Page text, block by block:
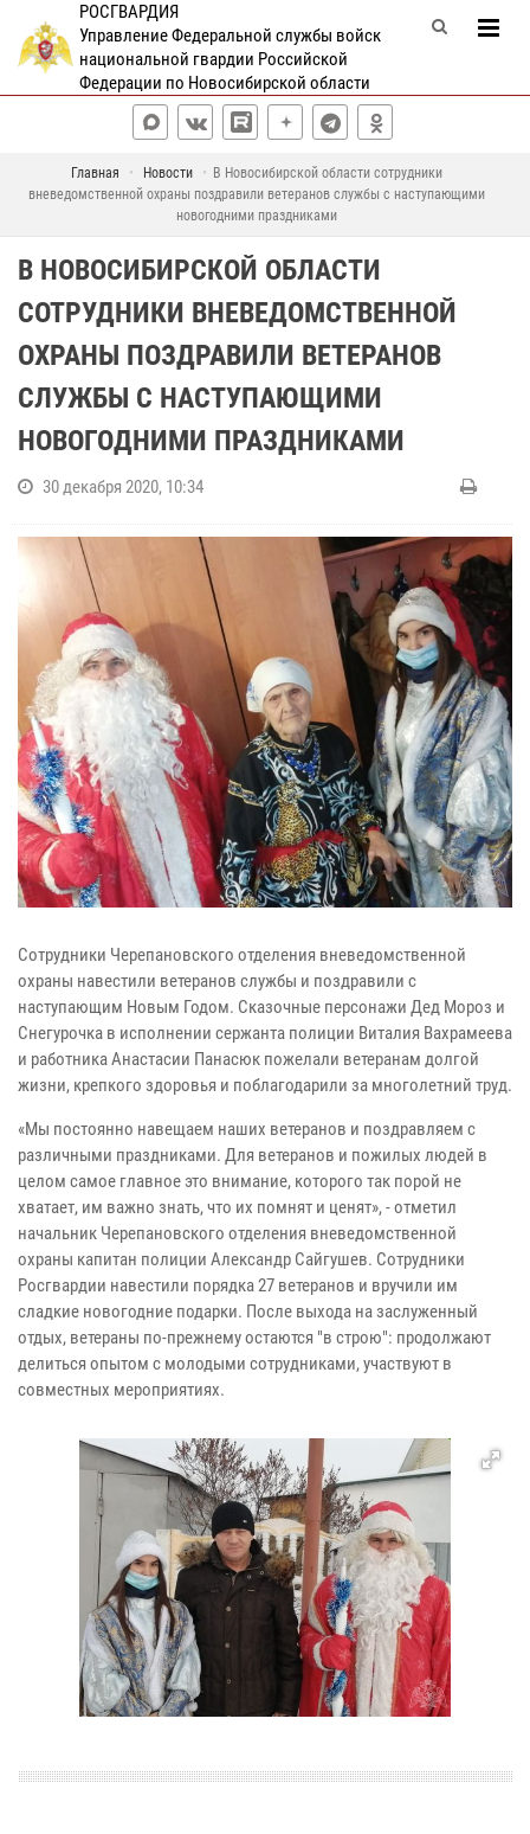
РОСГВАРДИЯ
Управление Федеральной службы войск
национальной гвардии Российской
Федерации по Новосибирской области
Главная Новости
В Новосибирской области сотрудники
вневедомственной охраны поздравили ветеранов службы с наступающими
новогодними праздниками
В НОВОСИБИРСКОЙ ОБЛАСТИ
СОТРУДНИКИ ВНЕВЕДОМСТВЕННОЙ
ОХРАНЫ ПОЗДРАВИЛИ ВЕТЕРАНОВ
СЛУЖБЫ С НАСТУПАЮЩИМИ
НОВОГОДНИМИ ПРАЗДНИКАМИ
30 декабря 2020, 10:34
Сотрудники Черепановского отделения вневедомственной
охраны навестили ветеранов службы и поздравили с
наступающим Новым Годом. Сказочные персонажи Дед Мороз и
Снегурочка в исполнении сержанта полиции Виталия Вахрамеева
и работника Анастасии Панасюк пожелали ветеранам долгой
жизни, крепкого здоровья и поблагодарили за многолетний труд.
«Мы постоянно навещаем наших ветеранов и поздравляем с
различными праздниками. Для ветеранов и пожилых людей в
целом самое главное это внимание, которого так порой не
хватает, им важно знать, что их помнят и ценят», - отметил
начальник Черепановского отделения вневедомственной
охраны капитан полиции Александр Сайгушев. Сотрудники
Росгвардии навестили порядка 27 ветеранов и вручили им
сладкие новогодние подарки. После выхода на заслуженный
отдых, ветераны по-прежнему остаются "в строю": продолжают
делиться опытом с молодыми сотрудниками, участвуют в
совместных мероприятиях.